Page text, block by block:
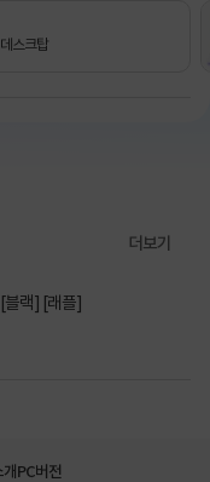
스크탑
더보기
랙] [래플]
PC버전